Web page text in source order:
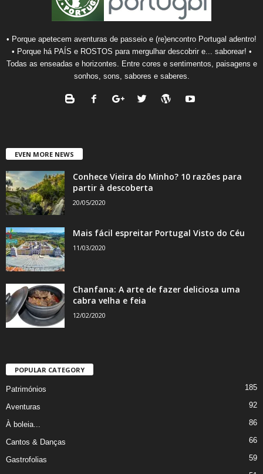
• Porque apetecem aventuras de passeio e (re)encontro Portugal adentro!
• Porque há PAÍS e ROSTOS para mergulhar descobrir e... saborear! •
Todas as enseadas e horizontes. Entre cores e sentimentos, paisagens e
sonhos, sons, sabores e saberes.
EVEN MORE NEWS
Conhece Vieira do Minho? 10 razões para
partir à descoberta
20/05/2020
Mais fácil espreitar Portugal Visto do Céu
11/03/2020
Chanfana: A arte de fazer deliciosa uma
cabra velha e feia
12/02/2020
POPULAR CATEGORY
Patrimónios 185
Aventuras 92
À boleia... 86
Cantos & Danças 66
Gastrofolias 59